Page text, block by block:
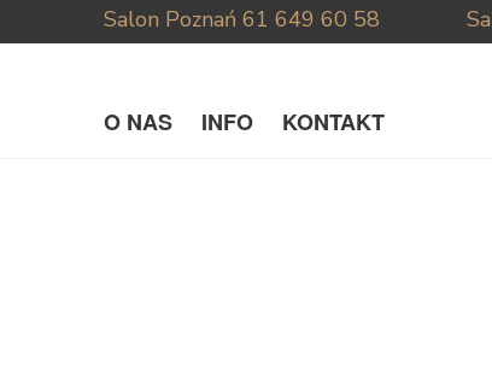
Salon Poznań 61 649 60 58
O NAS INFO KONTAKT